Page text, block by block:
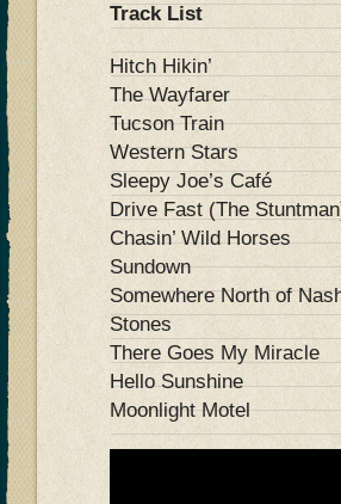
Track List
Hitch Hikin’
The Wayfarer
Tucson Train
Western Stars
Sleepy Joe’s Café
Drive Fast (The
Chasin’ Wild Horses
Sundown
Somewhere North of
Stones
There Goes My Miracle
Hello Sunshine
Moonlight Motel